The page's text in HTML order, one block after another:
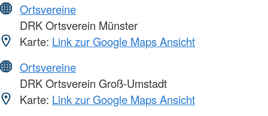
Ortsvereine
DRK Ortsverein Münster
Karte: Link zur Google Maps Ansicht
Ortsvereine
DRK Ortsverein Groß-Umstadt
Karte: Link zur Google Maps Ansicht